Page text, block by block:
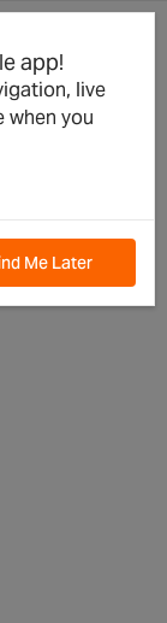
app!
live
when you
Me Later